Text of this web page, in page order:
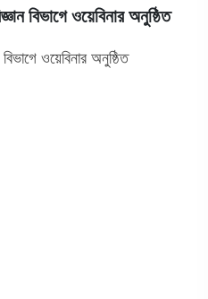
বিভাগে ওয়েবিনার অনুষ্ঠিত